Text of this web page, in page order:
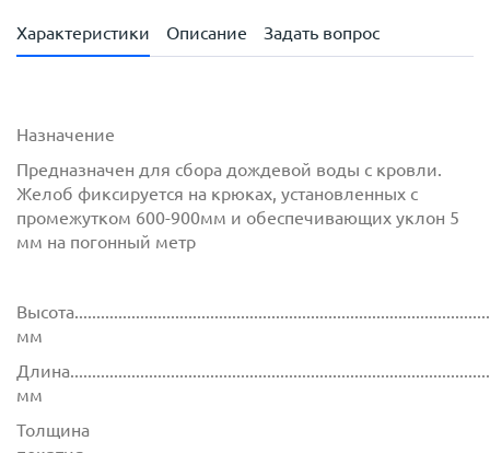
Характеристики Описание Задать вопрос
Назначение
Предназначен для сбора дождевой воды с кровли.
Желоб фиксируется на крюках, установленных с
промежутком 600-900мм и обеспечивающих уклон 5
мм на погонный метр
мм
мм
Толщина